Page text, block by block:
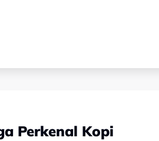
Perkenal Kopi